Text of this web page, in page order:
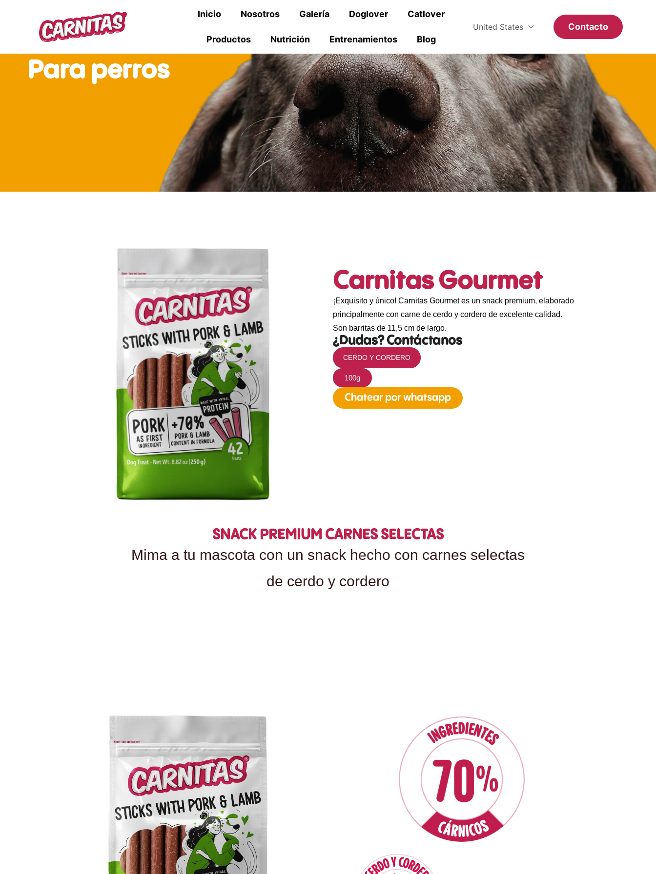
Inicio Nosotros Galería Doglover Catlover
Productos Nutrición Entrenamientos Blog
United States Contacto
Para perros
Carnitas Gourmet
¡Exquisito y único! Carnitas Gourmet es un snack premium, elaborado
principalmente con carne de cerdo y cordero de excelente calidad.
Son barritas de 11,5 cm de largo.
¿Dudas? Contáctanos
CERDO Y CORDERO
100g
Chatear por whatsapp
SNACK PREMIUM CARNES SELECTAS
Mima a tu mascota con un snack hecho con carnes selectas
de cerdo y cordero